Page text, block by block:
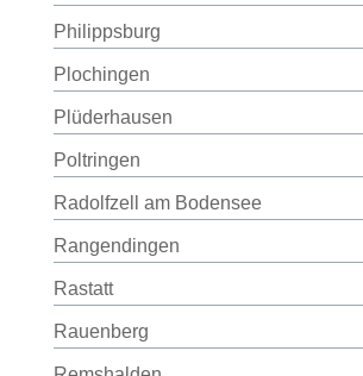
Philippsburg
Plochingen
Plüderhausen
Poltringen
Radolfzell am Bodensee
Rangendingen
Rastatt
Rauenberg